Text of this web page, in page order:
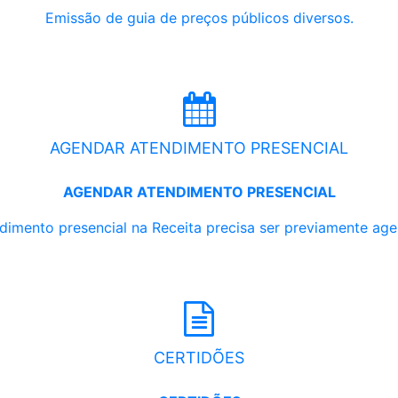
Emissão de guia de preços públicos diversos.
AGENDAR ATENDIMENTO PRESENCIAL
AGENDAR ATENDIMENTO PRESENCIAL
presencial na Receita precisa ser previamente
CERTIDÕES